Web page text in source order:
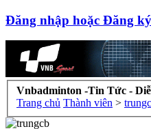
Đăng nhập hoặc Đăng ký
Vnbadminton -Tin Tức -
Trang chủ Thành viên >